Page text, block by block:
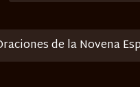
de la Novena